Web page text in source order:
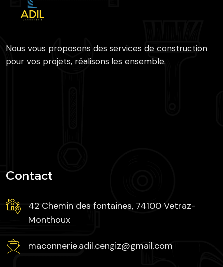
Nous vous proposons des services de construction
pour vos projets, réalisons les ensemble.
Contact
42 Chemin des fontaines, 74100 Vetraz-
Monthoux
maconnerie.adil.cengiz@gmail.com